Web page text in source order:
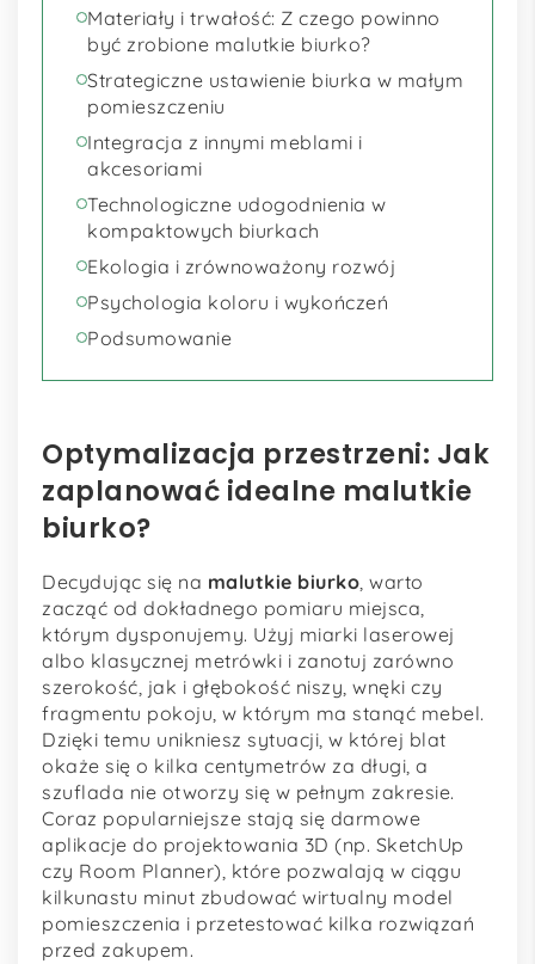
Materiały i trwałość: Z czego powinno
być zrobione malutkie biurko?
Strategiczne ustawienie biurka w małym
pomieszczeniu
Integracja z innymi meblami i
akcesoriami
Technologiczne udogodnienia w
kompaktowych biurkach
Ekologia i zrównoważony rozwój
Psychologia koloru i wykończeń
Podsumowanie
Optymalizacja przestrzeni: Jak
zaplanować idealne malutkie
biurko?
Decydując się na malutkie biurko, warto
zacząć od dokładnego pomiaru miejsca,
którym dysponujemy. Użyj miarki laserowej
albo klasycznej metrówki i zanotuj zarówno
szerokość, jak i głębokość niszy, wnęki czy
fragmentu pokoju, w którym ma stanąć mebel.
Dzięki temu unikniesz sytuacji, w której blat
okaże się o kilka centymetrów za długi, a
szuflada nie otworzy się w pełnym zakresie.
Coraz popularniejsze stają się darmowe
aplikacje do projektowania 3D (np. SketchUp
czy Room Planner), które pozwalają w ciągu
kilkunastu minut zbudować wirtualny model
pomieszczenia i przetestować kilka rozwiązań
przed zakupem.